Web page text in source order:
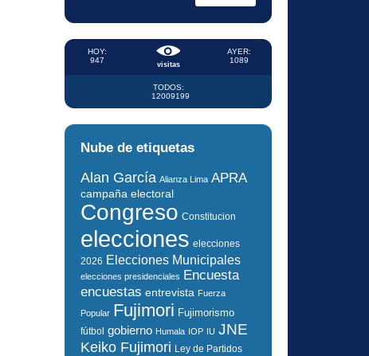
visitas
HOY:
947
AYER:
1089
TODOS:
12009199
Nube de etiquetas
Alan García Alianza Lima APRA
campaña electoral
Congreso Constitucion
elecciones elecciones
2026 Elecciones Municipales
elecciones presidenciales Encuesta
encuestas entrevista Fuerza
Popular Fujimori Fujimorismo
fútbol gobierno Humala IOP IU JNE
Keiko Fujimori Ley de Partidos